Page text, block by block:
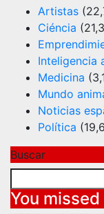
Artistas
Ciéncia
Inteligencia
Medicina
Mundo
Noticias
Política
Buscar
You missed